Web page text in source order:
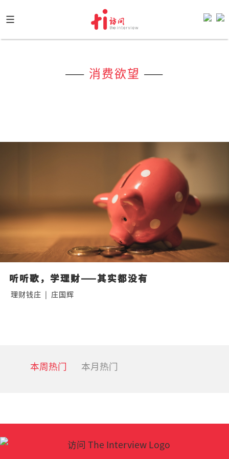
to
content
—— 消费欲望 ——
听听歌，学理财——其实都没有
理财钱庄 | 庄国辉
本周热门 本月热门